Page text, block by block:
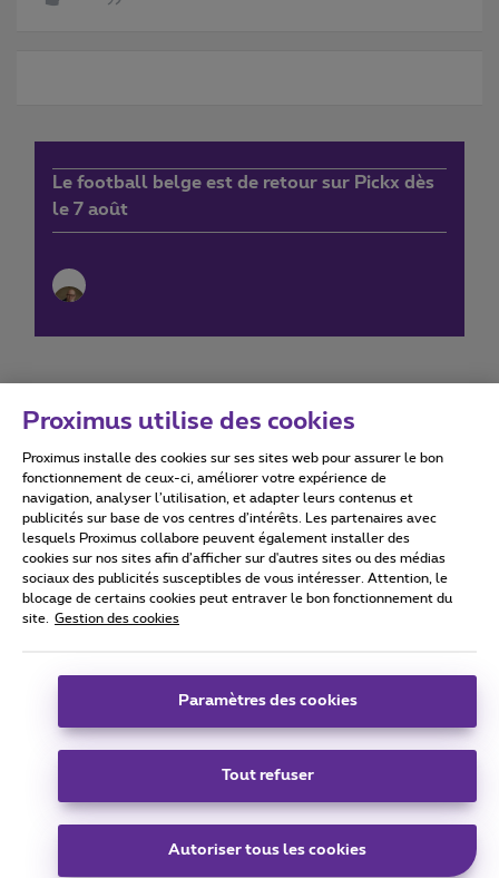
Le football belge est de retour sur Pickx dès
le 7 août
Conditions d'utilisation Accessibility statement
Tous droits réservés. © 2026
Conditions générales, info consommateur
Coordonnées de l’entreprise
Boulevard du Roi Albert II 27 - B-1030 Bruxelles.
Carrier & Wholesale Solutions
|Telindus
Proximus utilise des cookies
Proximus installe des cookies sur ses sites web pour assurer le bon
fonctionnement de ceux-ci, améliorer votre expérience de
navigation, analyser l’utilisation, et adapter leurs contenus et
publicités sur base de vos centres d’intérêts. Les partenaires avec
lesquels Proximus collabore peuvent également installer des
cookies sur nos sites afin d’afficher sur d'autres sites ou des médias
sociaux des publicités susceptibles de vous intéresser. Attention, le
blocage de certains cookies peut entraver le bon fonctionnement du
site.
Gestion des cookies
Paramètres des cookies
Tout refuser
Autoriser tous les cookies